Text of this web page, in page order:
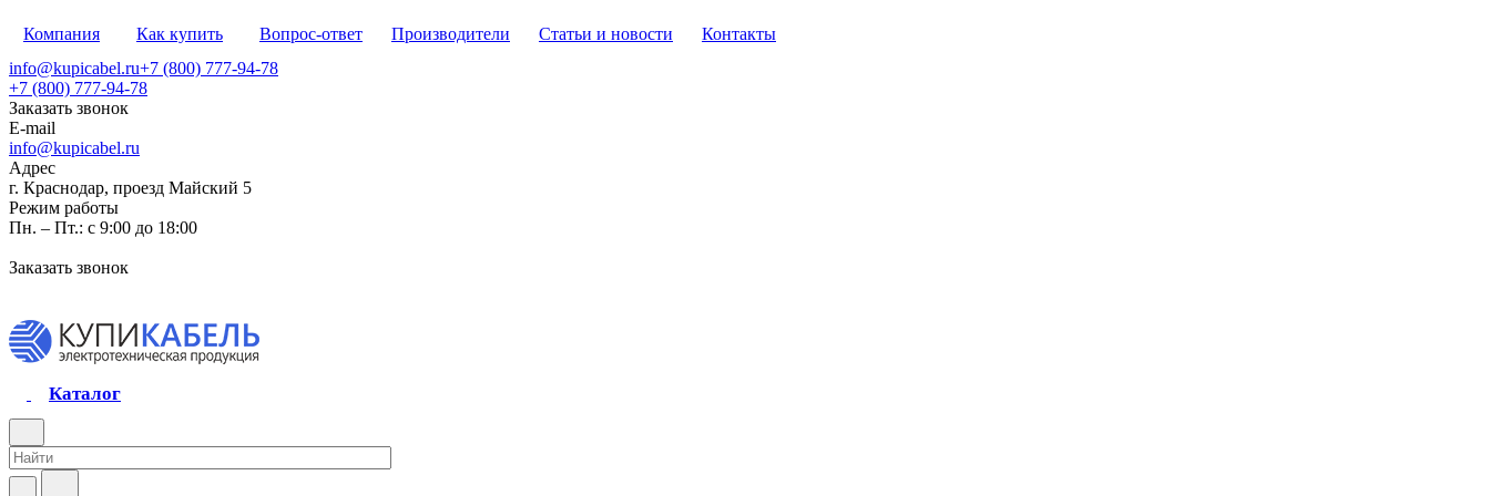
Компания Как купить Вопрос-ответ Производители Статьи и новости
Контакты
info@kupicabel.ru+7 (800) 777-94-78
+7 (800) 777-94-78
Заказать звонок
E-mail
info@kupicabel.ru
Адрес
г. Краснодар, проезд Майский 5
Режим работы
Пн. – Пт.: с 9:00 до 18:00
Заказать звонок
Каталог